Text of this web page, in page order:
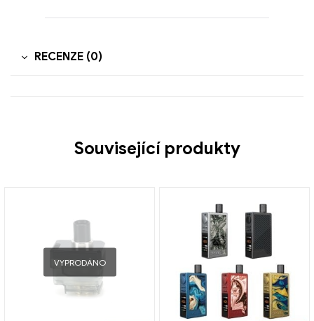
RECENZE (0)
Související produkty
VYPRODÁNO